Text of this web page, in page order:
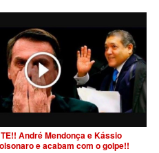
André Mendonça e Kássio
e acabam com o golpe!!